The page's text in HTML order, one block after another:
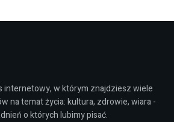
internetowy, w którym znajdziesz wiele
na temat życia: kultura, zdrowie, wiara -
o których lubimy pisać.